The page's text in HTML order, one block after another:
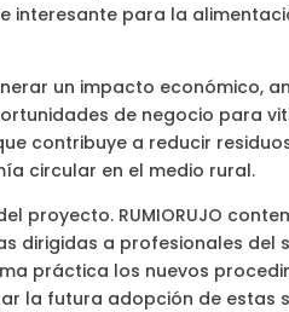
interesante para la
un impacto económico,
de negocio para
contribuye a reducir
circular en el medio rural.
proyecto. RUMIORUJO
dirigidas a profesionales del
práctica los nuevos
la futura adopción de estas